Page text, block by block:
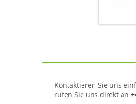
Kontaktieren Sie uns
rufen Sie uns direkt an